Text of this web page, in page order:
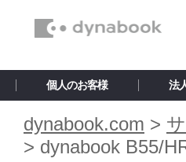
個人のお客様 法
dynabook.com >
> dynabook B55/